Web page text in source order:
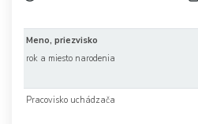
Meno, priezvisko
rok a miesto narodenia
Pracovisko uchádzača